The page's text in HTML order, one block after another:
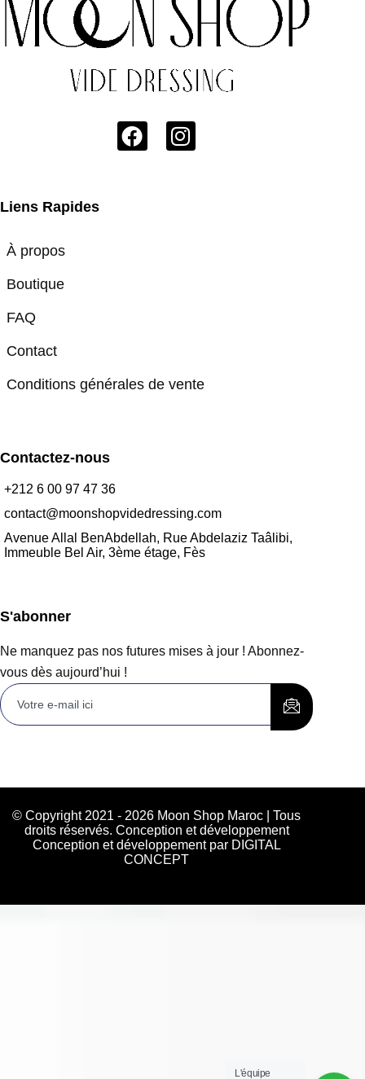
Liens Rapides
À propos
Boutique
FAQ
Contact
Conditions générales de vente
Contactez-nous
+212 6 00 97 47 36
contact@moonshopvidedressing.com
Avenue Allal BenAbdellah, Rue Abdelaziz Taâlibi,
Immeuble Bel Air, 3ème étage, Fès
S'abonner
Ne manquez pas nos futures mises à jour ! Abonnez-
vous dès aujourd’hui !
© Copyright 2021 - 2026 Moon Shop Maroc | Tous
droits réservés. Conception et développement
Conception et développement par DIGITAL
CONCEPT
L'équipe